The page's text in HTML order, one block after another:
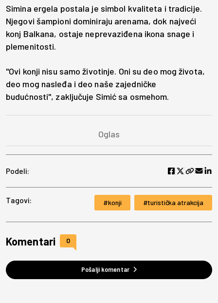
Simina ergela postala je simbol kvaliteta i tradicije.
Njegovi šampioni dominiraju arenama, dok najveći
konj Balkana, ostaje neprevaziđena ikona snage i
plemenitosti.
"Ovi konji nisu samo životinje. Oni su deo mog života,
deo mog nasleđa i deo naše zajedničke
budućnosti", zaključuje Simić sa osmehom.
Podeli:
Tagovi: konji turistička atrakcija
Komentari 0
Pošalji komentar